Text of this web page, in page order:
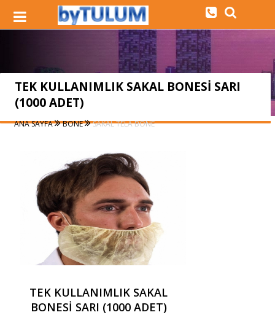
TEK KULLANIMLIK SAKAL BONESİ SARI
(1000 ADET)
ANA SAYFA BONE SAKAL TELA BONE
TEK KULLANIMLIK SAKAL
BONESİ SARI (1000 ADET)